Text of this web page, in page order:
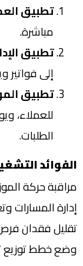
تطبيق
مباشرة.
تطبيق
إلى فواتير
تطبيق
للعملاء،
الطلبات.
الفوائد
مراقبة حركة
إدارة المسارات
تقليل فقدان
وضع خطط توزيع